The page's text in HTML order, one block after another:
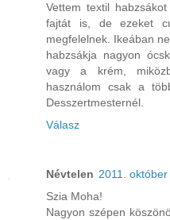
Vettem textil
fajtát is, de ezeket
megfelelnek. Ikeában
habzsákja nagyon
vagy a krém,
használom csak a
Desszertmesternél.
Válasz
Névtelen 2011.
Szia Moha!
Nagyon szépen